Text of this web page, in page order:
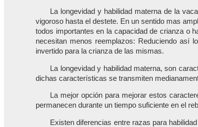
La longevidad y habilidad materna de la
vigoroso hasta el destete. En un sentido mas
todos importantes en la capacidad de crianza o
necesitan menos reemplazos: Reduciendo así
invertido para la crianza de las mismas.
La longevidad y habilidad materna, son
dichas características se transmiten
La mejor opción para mejorar estos
permanecen durante un tiempo suficiente en el
Existen diferencias entre razas para